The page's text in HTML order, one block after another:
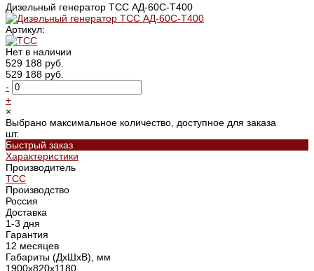
Дизельный генератор ТСС АД-60С-Т400
Артикул:
Нет в наличии
529 188 руб.
529 188 руб.
-
+
×
Выбрано максимальное количество, доступное для заказа
шт.
Быстрый заказ
Характеристики
Производитель
ТСС
Производство
Россия
Доставка
1-3 дня
Гарантия
12 месяцев
Габариты (ДхШхВ), мм
1900x820x1180